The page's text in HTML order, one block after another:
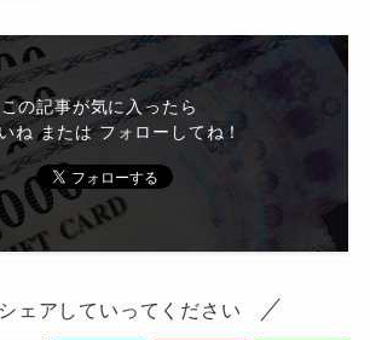
この記事が気に入ったら
ね または フォローしてね！
ェアしていってください